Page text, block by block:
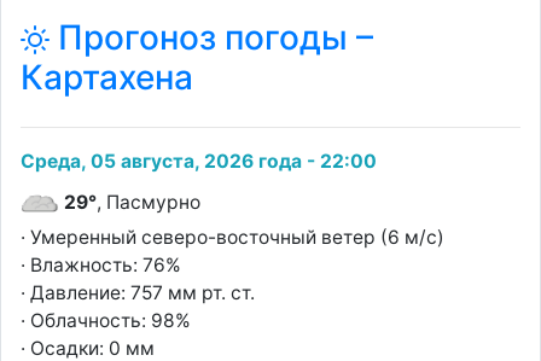
Прогоноз погоды –
Картахена
Среда, 05 августа, 2026 года - 22:00
29°, Пасмурно
· Умеренный северо-восточный ветер (6 м/с)
· Влажность: 76%
· Давление: 757 мм рт. ст.
· Облачность: 98%
· Осадки: 0 мм